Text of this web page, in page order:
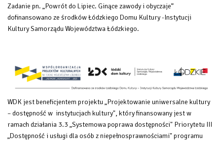
Zadanie pn. „Powrót do Lipiec. Ginące zawody i obyczaje”
dofinansowano ze środków Łódzkiego Domu Kultury -Instytucji
Kultury Samorządu Województwa Łódzkiego.
WDK jest beneficjentem projektu „Projektowanie uniwersalne kultury
– dostępność w instytucjach kultury", który finansowany jest w
ramach działania 3.3 „Systemowa poprawa dostępności" Priorytetu III
„Dostępność i usługi dla osób z niepełnosprawnościami" programu